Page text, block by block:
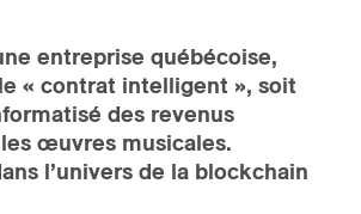
entreprise québécoise,
« contrat intelligent », soit
des revenus
œuvres musicales.
l’univers de la blockchain